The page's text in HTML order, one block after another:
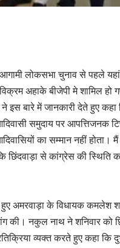
लोकसभा चुनाव से पहले
अहाके बीजेपी मे शामिल हो
इस बारे में जानकारी देते हुए
समुदाय पर आपत्तिजनक
का सम्मान नहीं होता।
से कांग्रेस की स्थिति
अमरवाड़ा के विधायक कमलेश
की। नकुल नाथ ने शनिवार को
व्यक्त करते हुए कहा कि